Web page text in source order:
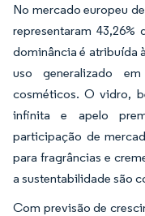
No mercado europeu
representaram 43,26%
dominância é atribuída
uso generalizado
cosméticos. O vidro,
infinita e apelo
participação de
para fragrâncias e
a sustentabilidade são
Com previsão de